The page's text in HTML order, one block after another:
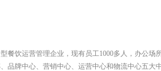
餐饮运营管理企业，现有员工1000多人，办公场
品牌中心、营销中心、运营中心和物流中心五大